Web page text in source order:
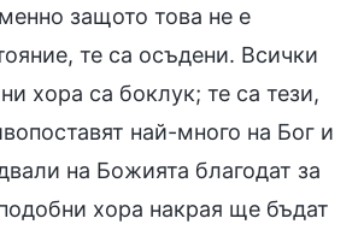
защото това не е
те са осъдени. Всички
хора са боклук; те са тези,
най-много на Бог и
на Божията благодат за
хора накрая ще бъдат